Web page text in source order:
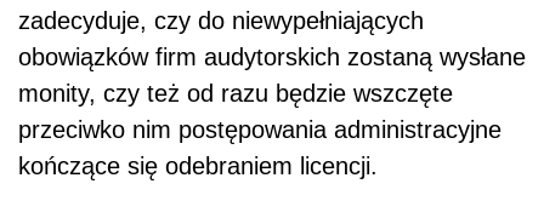
zadecyduje, czy do niewypełniających
obowiązków firm audytorskich zostaną wysłane
monity, czy też od razu będzie wszczęte
przeciwko nim postępowania administracyjne
kończące się odebraniem licencji.